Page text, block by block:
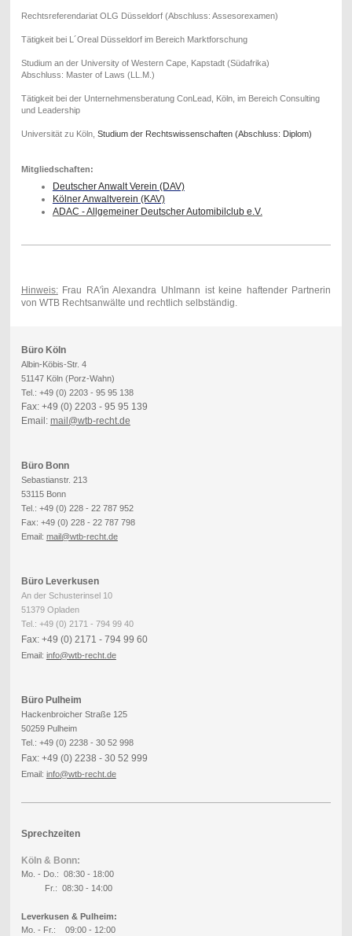
Rechtsreferendariat OLG Düsseldorf (Abschluss: Assesorexamen)
Tätigkeit bei L´Oreal Düsseldorf im Bereich Marktforschung
Studium an der University of Western Cape, Kapstadt (Südafrika)
Abschluss: Master of Laws (LL.M.)
Tätigkeit bei der Unternehmensberatung ConLead, Köln, im Bereich Consulting
und Leadership
Universität zu Köln, Studium der Rechtswissenschaften (Abschluss: Diplom)
Mitgliedschaften:
Deutscher Anwalt Verein (DAV)
Kölner Anwaltverein (KAV)
ADAC - Allgemeiner Deutscher Automibilclub e.V.
Hinweis:Frau RA'ìn Alexandra Uhlmann ist keine haftender Partnerin
von WTB Rechtsanwälte und rechtlich selbständig.
Büro Köln
Albin-Köbis-Str. 4
51147 Köln (Porz-Wahn)
Tel.: +49 (0) 2203 - 95 95 138
Fax: +49 (0) 2203 - 95 95 139
Email: mail@wtb-recht.de
Büro Bonn
Sebastianstr. 213
53115 Bonn
Tel.: +49 (0) 228 - 22 787 952
Fax: +49 (0) 228 - 22 787 798
Email: mail@wtb-recht.de
Büro Leverkusen
An der Schusterinsel 10
51379 Opladen
Tel.: +49 (0) 2171 - 794 99 40
Fax: +49 (0) 2171 - 794 99 60
Email: info@wtb-recht.de
Büro Pulheim
Hackenbroicher Straße 125
50259 Pulheim
Tel.: +49 (0) 2238 - 30 52 998
Fax: +49 (0) 2238 - 30 52 999
Email: info@wtb-recht.de
Sprechzeiten
Köln & Bonn:
Mo. - Do.: 08:30 - 18:00
Fr.: 08:30 - 14:00
Leverkusen & Pulheim:
Mo. - Fr.: 09:00 - 12:00